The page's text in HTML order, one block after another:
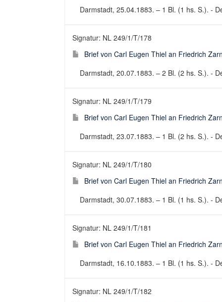
Darmstadt, 25.04.1883. – 1 Bl. (1 hs. S.). -
Signatur: NL 249/1/T/178
Brief von Carl Eugen Thiel an Friedrich
Darmstadt, 20.07.1883. – 2 Bl. (2 hs. S.). -
Signatur: NL 249/1/T/179
Brief von Carl Eugen Thiel an Friedrich
Darmstadt, 23.07.1883. – 1 Bl. (2 hs. S.). -
Signatur: NL 249/1/T/180
Brief von Carl Eugen Thiel an Friedrich
Darmstadt, 30.07.1883. – 1 Bl. (1 hs. S.). -
Signatur: NL 249/1/T/181
Brief von Carl Eugen Thiel an Friedrich
Darmstadt, 16.10.1883. – 1 Bl. (1 hs. S.). -
Signatur: NL 249/1/T/182